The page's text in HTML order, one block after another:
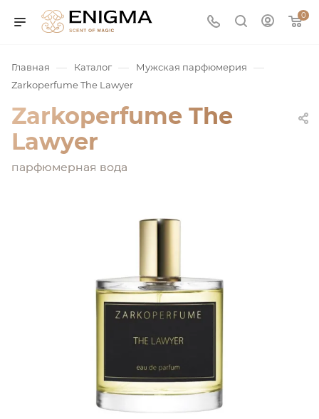
0
Главная — Каталог — Мужская парфюмерия —
Zarkoperfume The Lawyer
Zarkoperfume The
Lawyer
парфюмерная вода